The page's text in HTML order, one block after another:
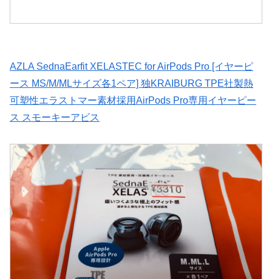
AZLA SednaEarfit XELASTEC for AirPods Pro [イヤーピ
ース MS/M/MLサイズ各1ペア] 独KRAIBURG TPE社製熱
可塑性エラストマー素材採用AirPods Pro専用イヤーピー
ス スモーキーアビス